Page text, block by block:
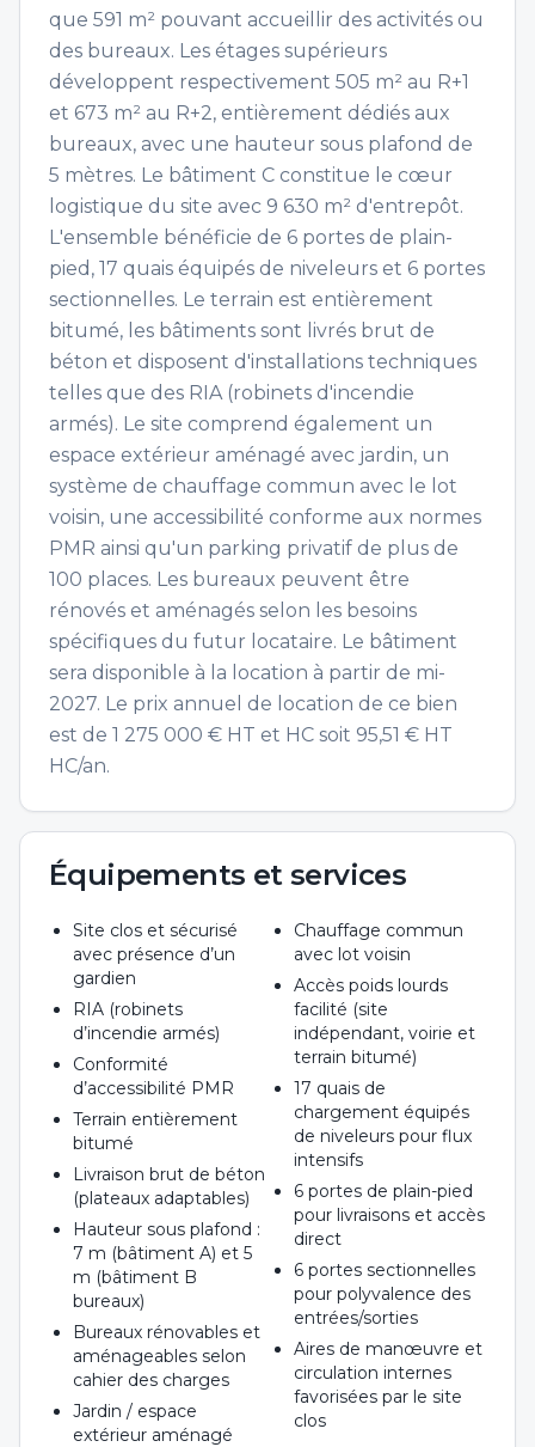
que 591 m² pouvant accueillir des activités ou
des bureaux. Les étages supérieurs
développent respectivement 505 m² au R+1
et 673 m² au R+2, entièrement dédiés aux
bureaux, avec une hauteur sous plafond de
5 mètres. Le bâtiment C constitue le cœur
logistique du site avec 9 630 m² d'entrepôt.
L'ensemble bénéficie de 6 portes de plain-
pied, 17 quais équipés de niveleurs et 6 portes
sectionnelles. Le terrain est entièrement
bitumé, les bâtiments sont livrés brut de
béton et disposent d'installations techniques
telles que des RIA (robinets d'incendie
armés). Le site comprend également un
espace extérieur aménagé avec jardin, un
système de chauffage commun avec le lot
voisin, une accessibilité conforme aux normes
PMR ainsi qu'un parking privatif de plus de
100 places. Les bureaux peuvent être
rénovés et aménagés selon les besoins
spécifiques du futur locataire. Le bâtiment
sera disponible à la location à partir de mi-
2027. Le prix annuel de location de ce bien
est de 1 275 000 € HT et HC soit 95,51 € HT
HC/an.
Équipements et services
Site clos et sécurisé
avec présence d’un
gardien
RIA (robinets
d’incendie armés)
Conformité
d’accessibilité PMR
Terrain entièrement
bitumé
Livraison brut de béton
(plateaux adaptables)
Hauteur sous plafond :
7 m (bâtiment A) et 5
m (bâtiment B
bureaux)
Bureaux rénovables et
aménageables selon
cahier des charges
Jardin / espace
extérieur aménagé
Chauffage commun
avec lot voisin
Accès poids lourds
facilité (site
indépendant, voirie et
terrain bitumé)
17 quais de
chargement équipés
de niveleurs pour flux
intensifs
6 portes de plain-pied
pour livraisons et accès
direct
6 portes sectionnelles
pour polyvalence des
entrées/sorties
Aires de manœuvre et
circulation internes
favorisées par le site
clos